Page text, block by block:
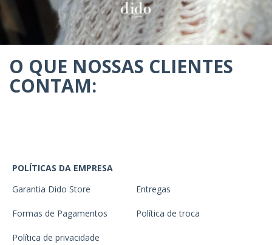
O QUE NOSSAS CLIENTES
CONTAM:
POLÍTICAS DA EMPRESA
Garantia Dido Store
Entregas
Formas de Pagamentos Política de troca
Política de privacidade